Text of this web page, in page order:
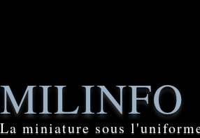
MILINFO
La miniature sous